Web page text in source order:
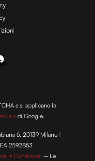
e si applicano la
di Google.
6, 20139 Milano |
2592853
e Condizioni – Le